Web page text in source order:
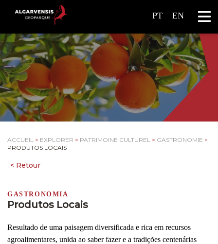
PT EN
ACCUEIL > EXPLORER > PATRIMOINE CULTUREL > GASTRONOMIE >
PRODUTOS LOCAIS
GASTRONOMIA
Produtos Locais
Resultado de uma paisagem diversificada e rica em recursos
agroalimentares, unida ao saber fazer e a tradições centenárias